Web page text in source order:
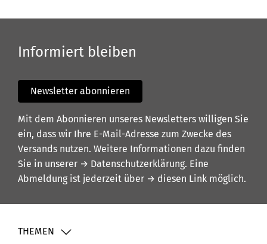
Informiert bleiben
Newsletter abonnieren
Mit dem Abonnieren unseres Newsletters willigen Sie
ein, dass wir Ihre E-Mail-Adresse zum Zwecke des
Versands nutzen. Weitere Informationen dazu finden
Sie in unserer → Datenschutzerklärung. Eine
Abmeldung ist jederzeit über → diesen Link möglich.
THEMEN